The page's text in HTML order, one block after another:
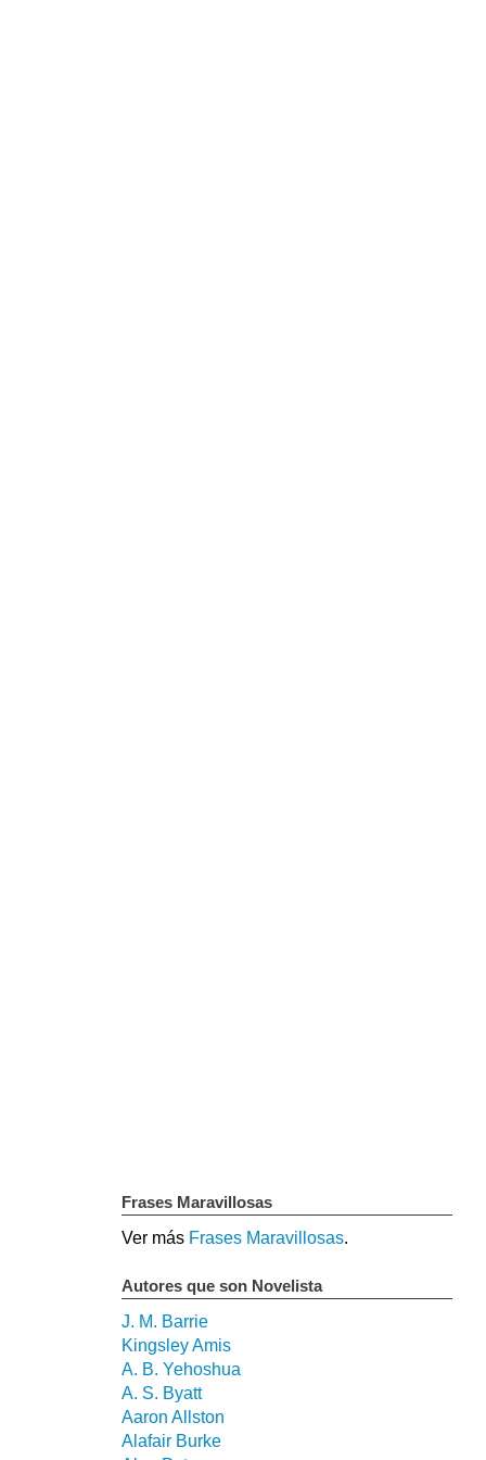
Frases Maravillosas
Ver más Frases Maravillosas.
Autores que son Novelista
J. M. Barrie
Kingsley Amis
A. B. Yehoshua
A. S. Byatt
Aaron Allston
Alafair Burke